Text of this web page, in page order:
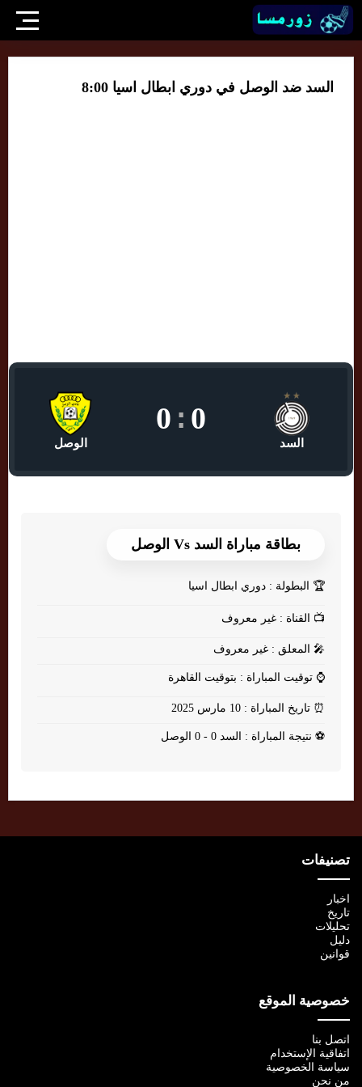
السد ضد الوصل في دوري ابطال اسيا 8:00
السد
0
:
0
الوصل
بطاقة مباراة السد Vs الوصل
🏆 البطولة : دوري ابطال اسيا
📺 القناة : غير معروف
🎤 المعلق : غير معروف
⌚ توقيت المباراة : بتوقيت القاهرة
⏰ تاريخ المباراة : 10 مارس 2025
⚽ نتيجة المباراة : السد 0 - 0 الوصل
تصنيفات
اخبار
تاريخ
تحليلات
دليل
قوانين
خصوصية الموقع
اتصل بنا
اتفاقية الإستخدام
سياسة الخصوصية
من نحن